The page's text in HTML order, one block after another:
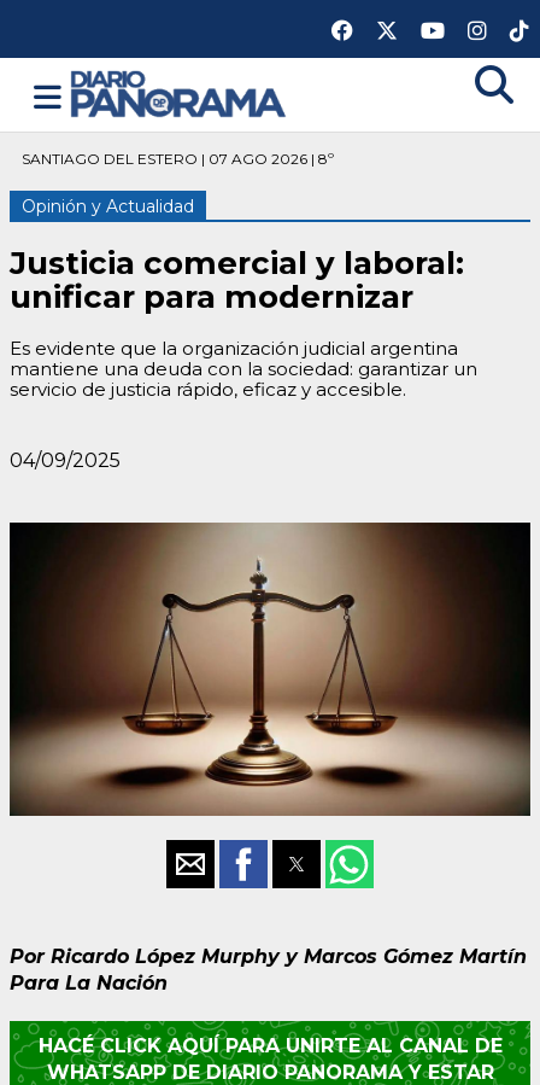
SANTIAGO DEL ESTERO | 07 AGO 2026 | 8º
Opinión y Actualidad
Justicia comercial y laboral:
unificar para modernizar
Es evidente que la organización judicial argentina
mantiene una deuda con la sociedad: garantizar un
servicio de justicia rápido, eficaz y accesible.
04/09/2025
Por Ricardo López Murphy y Marcos Gómez Martín
Para La Nación
HACÉ CLICK AQUÍ PARA UNIRTE AL CANAL DE
WHATSAPP DE DIARIO PANORAMA Y ESTAR